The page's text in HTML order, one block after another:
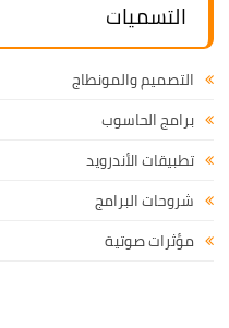
التسميات
التصميم والمونطاج
برامج الحاسوب
تطبيقات الأندرويد
شروحات البرامج
مؤثرات صوتية